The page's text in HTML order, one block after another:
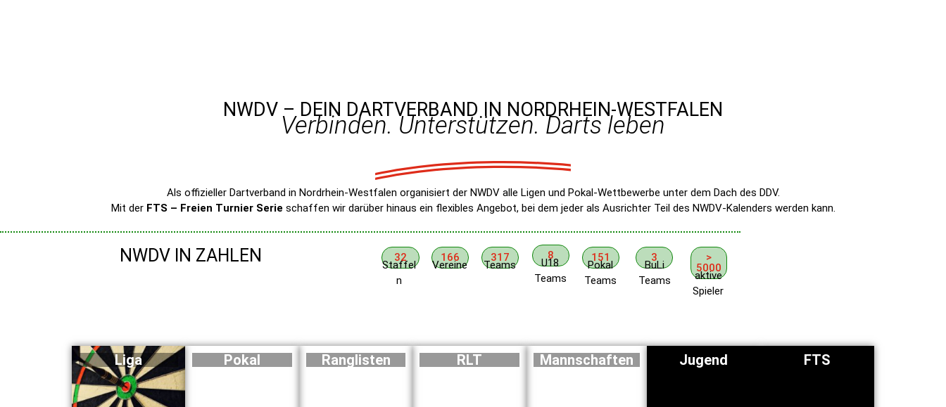
NWDV – DEIN DARTVERBAND IN NORDRHEIN-WESTFALEN
Verbinden. Unterstützen. Darts leben
Als offizieller Dartverband in Nordrhein-Westfalen organisiert der NWDV alle Ligen und Pokal-Wettbewerbe unter dem Dach des DDV.
Mit der FTS – Freien Turnier Serie schaffen wir darüber hinaus ein flexibles Angebot, bei dem jeder als Ausrichter Teil des NWDV-Kalenders werden kann.
NWDV IN ZAHLEN 32
Staffel
n
166
Vereine
317
Teams
8
U18
Teams
151
Pokal
Teams
3
BuLi
Teams
>
5000
aktive
Spieler
Liga Pokal Ranglisten RLT Mannschaften Jugend FTS